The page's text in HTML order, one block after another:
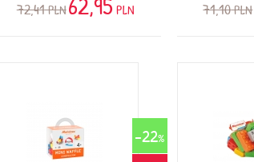
72,41PLN PLN
71,10PLN
-22%